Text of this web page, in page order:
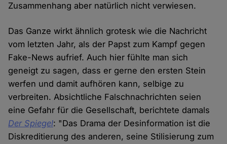
Zusammenhang aber natürlich nicht verwiesen.
Das Ganze wirkt ähnlich grotesk wie die Nachricht
vom letzten Jahr, als der Papst zum Kampf gegen
Fake-News aufrief. Auch hier fühlte man sich
geneigt zu sagen, dass er gerne den ersten Stein
werfen und damit aufhören kann, selbige zu
verbreiten. Absichtliche Falschnachrichten seien
eine Gefahr für die Gesellschaft, berichtete damals
Der Spiegel: "Das Drama der Desinformation ist die
Diskreditierung des anderen, seine Stilisierung zum